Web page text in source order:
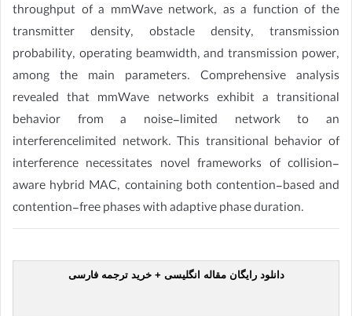
throughput of a mmWave network, as a function of the
transmitter density, obstacle density, transmission
probability, operating beamwidth, and transmission power,
among the main parameters. Comprehensive analysis
revealed that mmWave networks exhibit a transitional
behavior from a noise-limited network to an
interferencelimited network. This transitional behavior of
interference necessitates novel frameworks of collision-
aware hybrid MAC, containing both contention-based and
contention-free phases with adaptive phase duration.
دانلود رایگان مقاله انگلیسی + خرید ترجمه فارسی